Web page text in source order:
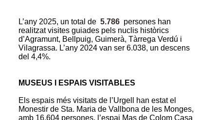
L’any 2025, un total de 5.786 persones han
realitzat visites guiades pels nuclis històrics
d’Agramunt, Bellpuig, Guimerà, Tàrrega Verdú i
Vilagrassa. L’any 2024 van ser 6.038, un descens
del 4,4%.
MUSEUS I ESPAIS VISITABLES
Els espais més visitats de l’Urgell han estat el
Monestir de Sta. Maria de Vallbona de les Monges,
amb 16.604 persones, l’espai Mas de Colom Casa